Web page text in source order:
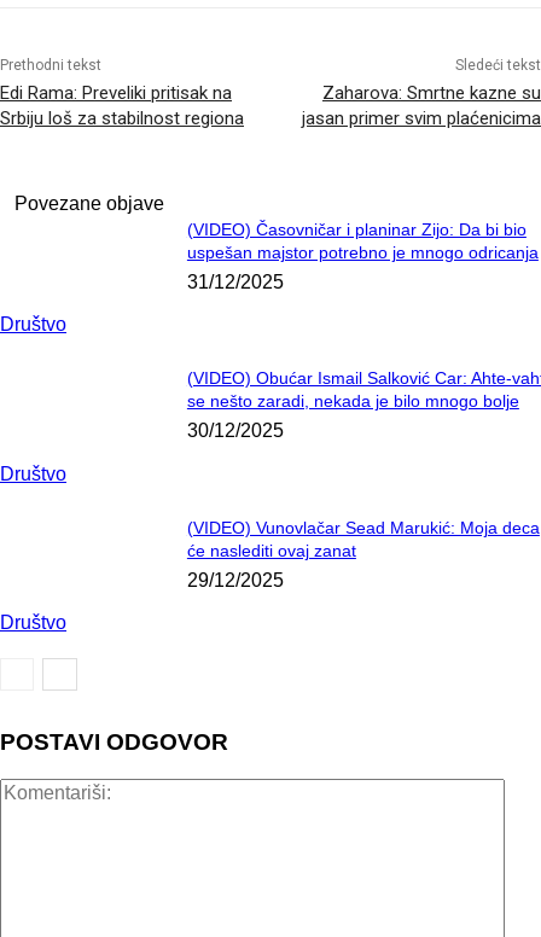
Prethodni tekst
Edi Rama: Preveliki pritisak na
Srbiju loš za stabilnost regiona
Sledeći tekst
Zaharova: Smrtne kazne su
jasan primer svim plaćenicima
Povezane objave
Društvo
(VIDEO) Časovničar i planinar Zijo: Da bi bio
uspešan majstor potrebno je mnogo odricanja
31/12/2025
Društvo
(VIDEO) Obućar Ismail Salković Car: Ahte-
se nešto zaradi, nekada je bilo mnogo bolje
30/12/2025
Društvo
(VIDEO) Vunovlačar Sead Marukić: Moja deca
će naslediti ovaj zanat
29/12/2025
POSTAVI ODGOVOR